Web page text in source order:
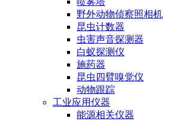
野外动物侦察照相机
昆虫计数器
虫害声音探测器
白蚁探测仪
施药器
昆虫四臂嗅觉仪
动物跟踪
工业应用仪器
能源相关仪器